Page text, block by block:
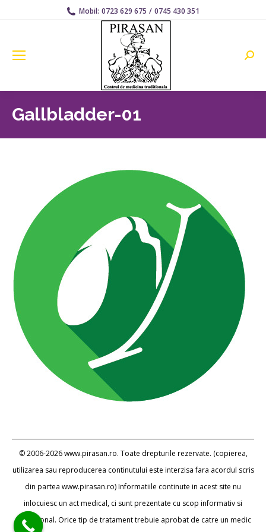
Mobil: 0723 629 675 / 0745 430 351
Gallbladder-01
© 2006-2026 www.pirasan.ro. Toate drepturile rezervate. (copierea,
utilizarea sau reproducerea continutului este interzisa fara acordul scris
din partea www.pirasan.ro) Informatiile continute in acest site nu
inlocuiesc un act medical, ci sunt prezentate cu scop informativ si
educational. Orice tip de tratament trebuie aprobat de catre un medic